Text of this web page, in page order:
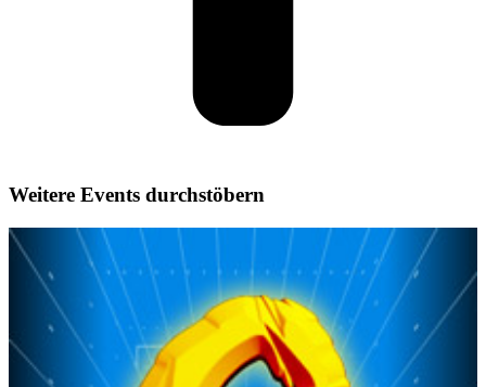
Weitere Events durchstöbern